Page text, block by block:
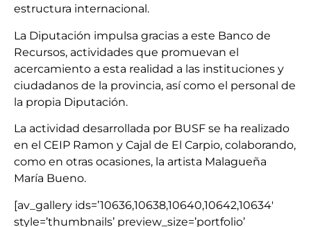
estructura internacional.
La Diputación impulsa gracias a este Banco de
Recursos, actividades que promuevan el
acercamiento a esta realidad a las instituciones y
ciudadanos de la provincia, así como el personal de
la propia Diputación.
La actividad desarrollada por BUSF se ha realizado
en el CEIP Ramon y Cajal de El Carpio, colaborando,
como en otras ocasiones, la artista Malagueña
María Bueno.
[av_gallery ids=’10636,10638,10640,10642,10634′
style=’thumbnails’ preview_size=’portfolio’